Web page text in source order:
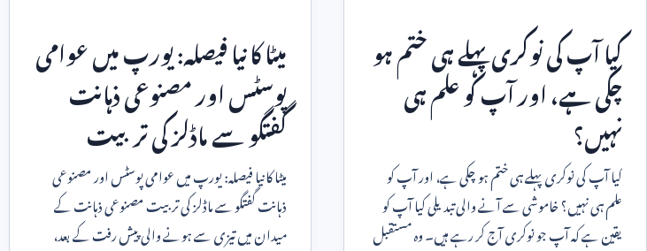
کیا آپ کی نوکری پہلے ہی ختم ہو
چکی ہے، اور آپ کو علم ہی
نہیں؟
کیا آپ کی نوکری پہلے ہی ختم ہو چکی ہے، اور آپ کو
علم ہی نہیں؟ خاموشی سے آنے والی تبدیلی کیا آپ کو
یقین ہے کہ آپ جو نوکری آج کر رہے ہیں۔ وہ مستقبل
میٹا کا نیا فیصلہ: یورپ میں عوامی
پوسٹس اور مصنوعی ذہانت
گفتگو سے ماڈلز کی تربیت
میٹا کا نیا فیصلہ: یورپ میں عوامی پوسٹس اور مصنوعی
ذہانت گفتگو سے ماڈلز کی تربیت مصنوعی ذہانت کے
میدان میں تیزی سے ہونے والی پیش رفت کے بعد،